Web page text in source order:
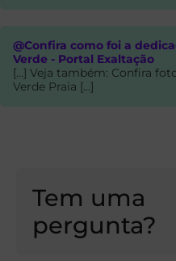
@Confira como foi a
Verde - Portal Exaltação
[…] Veja também: Confira
Verde Praia […]
Tem uma
pergunta?